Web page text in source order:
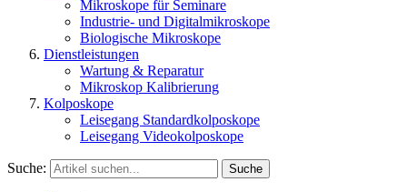
Mikroskope für Seminare
Industrie- und Digitalmikroskope
Biologische Mikroskope
Dienstleistungen
Wartung & Reparatur
Mikroskop Kalibrierung
Kolposkope
Leisegang Standardkolposkope
Leisegang Videokolposkope
Suche: Suche